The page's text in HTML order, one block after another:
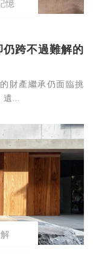
憶
跨不過難解的
財產繼承仍面臨挑
遺...